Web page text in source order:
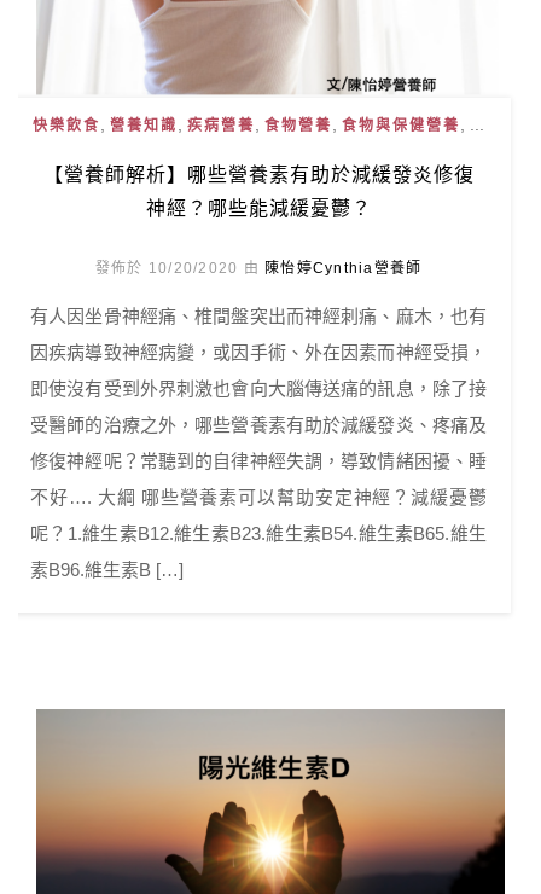
快樂飲食 營養知識 疾病營養 食物營養 食物與保健營養
【營養師解析】哪些營養素有助於減緩發炎修復
神經？哪些能減緩憂鬱？
發佈於 10/20/2020 由 陳怡婷Cynthia營養師
有人因坐骨神經痛、椎間盤突出而神經刺痛、麻木，也有
因疾病導致神經病變，或因手術、外在因素而神經受損，
即使沒有受到外界刺激也會向大腦傳送痛的訊息，除了接
受醫師的治療之外，哪些營養素有助於減緩發炎、疼痛及
修復神經呢？常聽到的自律神經失調，導致情緒困擾、睡
不好…. 大綱 哪些營養素可以幫助安定神經？減緩憂鬱
呢？1.維生素B12.維生素B23.維生素B54.維生素B65.維生
素B96.維生素B […]